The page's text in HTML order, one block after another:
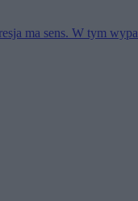
ma sens. W tym